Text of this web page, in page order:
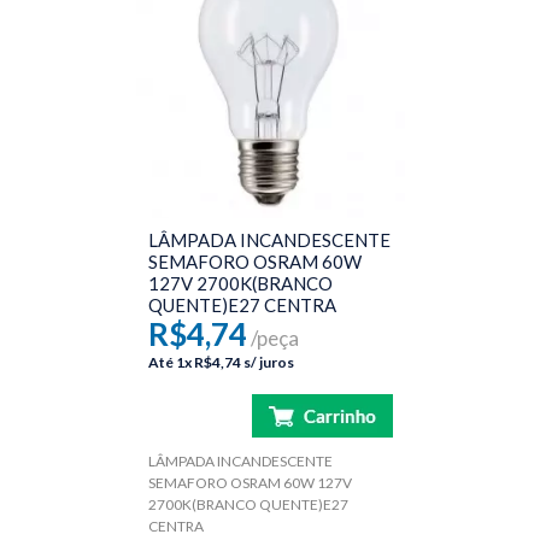
Transformadores e Driver
Spot para Lampadas
INTERRUPTOR E TOMADA
HIDRÁULICA
MATERIAIS DE CONSTRUÇÃO
LÂMPADA INCANDESCENTE
SEMAFORO OSRAM 60W
127V 2700K(BRANCO
QUENTE)E27 CENTRA
R$4,74/peça
Até 1x R$4,74s/ juros
LÂMPADA INCANDESCENTE
SEMAFORO OSRAM 60W 127V
2700K(BRANCO QUENTE)E27
CENTRA